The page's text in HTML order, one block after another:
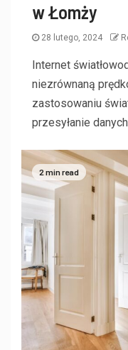
w Łomży
28 lutego, 2024
Internet
niezrównaną
zastosowaniu
przesyłanie
2 min read